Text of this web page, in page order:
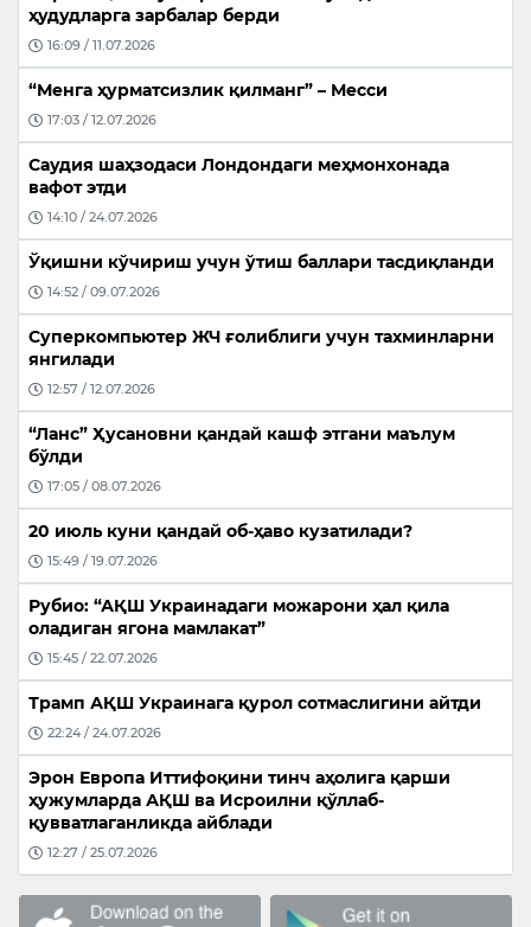
ҳудудларга зарбалар берди
16:09 / 11.07.2026
“Менга ҳурматсизлик қилманг” – Месси
17:03 / 12.07.2026
Саудия шаҳзодаси Лондондаги меҳмонхонада
вафот этди
14:10 / 24.07.2026
Ўқишни кўчириш учун ўтиш баллари тасдиқланди
14:52 / 09.07.2026
Суперкомпьютер ЖЧ ғолиблиги учун тахминларни
янгилади
12:57 / 12.07.2026
“Ланс” Ҳусановни қандай кашф этгани маълум
бўлди
17:05 / 08.07.2026
20 июль куни қандай об-ҳаво кузатилади?
15:49 / 19.07.2026
Рубио: “АҚШ Украинадаги можарони ҳал қила
оладиган ягона мамлакат”
15:45 / 22.07.2026
Трамп АҚШ Украинага қурол сотмаслигини айтди
22:24 / 24.07.2026
Эрон Европа Иттифоқини тинч аҳолига қарши
ҳужумларда АҚШ ва Исроилни қўллаб-
қувватлаганликда айблади
12:27 / 25.07.2026